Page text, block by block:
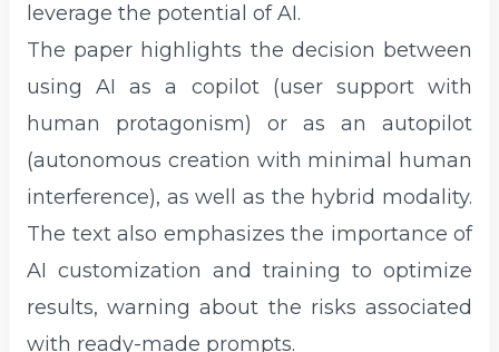
leverage the potential of AI.
The paper highlights the decision between
using AI as a copilot (user support with
human protagonism) or as an autopilot
(autonomous creation with minimal human
interference), as well as the hybrid modality.
The text also emphasizes the importance of
AI customization and training to optimize
results, warning about the risks associated
with ready-made prompts.